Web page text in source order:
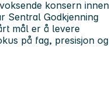
konsern innen
Sentral Godkjenning
mål er å levere
på fag, presisjon og